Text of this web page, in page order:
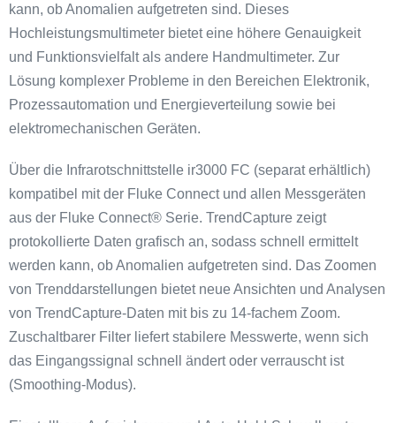
kann, ob Anomalien aufgetreten sind. Dieses
Hochleistungsmultimeter bietet eine höhere Genauigkeit
und Funktionsvielfalt als andere Handmultimeter. Zur
Lösung komplexer Probleme in den Bereichen Elektronik,
Prozessautomation und Energieverteilung sowie bei
elektromechanischen Geräten.
Über die Infrarotschnittstelle ir3000 FC (separat erhältlich)
kompatibel mit der Fluke Connect und allen Messgeräten
aus der Fluke Connect® Serie. TrendCapture zeigt
protokollierte Daten grafisch an, sodass schnell ermittelt
werden kann, ob Anomalien aufgetreten sind. Das Zoomen
von Trenddarstellungen bietet neue Ansichten und Analysen
von TrendCapture-Daten mit bis zu 14-fachem Zoom.
Zuschaltbarer Filter liefert stabilere Messwerte, wenn sich
das Eingangssignal schnell ändert oder verrauscht ist
(Smoothing-Modus).